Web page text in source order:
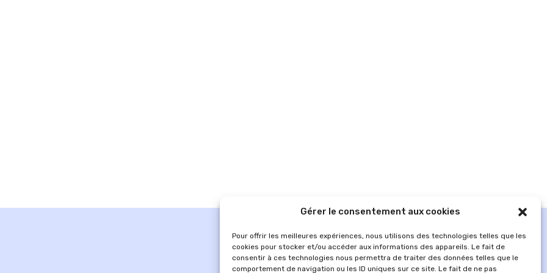
Gérer le consentement aux cookies
Pour offrir les meilleures expériences, nous utilisons des technologies telles que les
cookies pour stocker et/ou accéder aux informations des appareils. Le fait de
consentir à ces technologies nous permettra de traiter des données telles que le
comportement de navigation ou les ID uniques sur ce site. Le fait de ne pas